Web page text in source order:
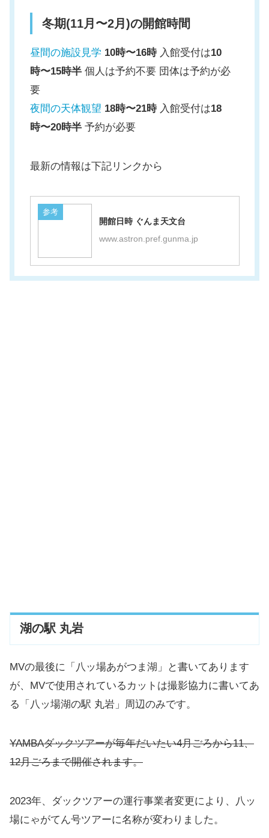
冬期(11月〜2月)の開館時間
昼間の施設見学 10時〜16時入館受付は10
時〜15時半個人は予約不要 団体は予約が必
要
夜間の天体観望 18時〜21時入館受付は18
時〜20時半予約が必要
最新の情報は下記リンクから
参考
開館日時 ぐんま天文台
www.astron.pref.gunma.jp
湖の駅 丸岩
MVの最後に「八ッ場あがつま湖」と書いてあります
が、MVで使用されているカットは撮影協力に書いてあ
る「八ッ場湖の駅 丸岩」周辺のみです。
YAMBAダックツアーが毎年だいたい4月ごろから11、
12月ごろまで開催されます。
2023年、ダックツアーの運行事業者変更により、八ッ
場にゃがてん号ツアーに名称が変わりました。